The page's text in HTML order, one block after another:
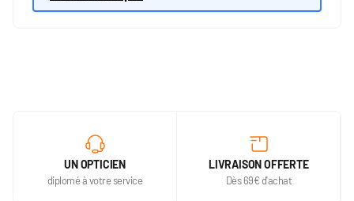
UN OPTICIEN
diplomé à votre service
LIVRAISON OFFERTE
Dès 69€ d'achat